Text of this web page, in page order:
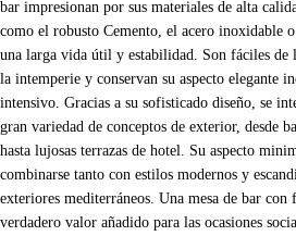
bar impresionan por sus materiales de alta
como el robusto Cemento, el acero inoxidable
una larga vida útil y estabilidad. Son fáciles de
la intemperie y conservan su aspecto elegante
intensivo. Gracias a su sofisticado diseño, se
gran variedad de conceptos de exterior, desde
hasta lujosas terrazas de hotel. Su aspecto
combinarse tanto con estilos modernos y
exteriores mediterráneos. Una mesa de bar con
verdadero valor añadido para las ocasiones